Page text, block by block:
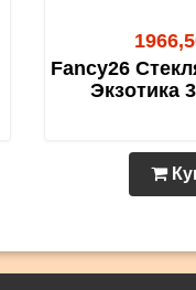
Fancy26
Экзотика